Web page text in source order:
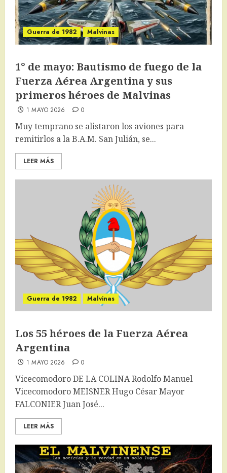
Guerra de 1982 Malvinas
1° de mayo: Bautismo de fuego de la
Fuerza Aérea Argentina y sus
primeros héroes de Malvinas
1 MAYO 2026 0
Muy temprano se alistaron los aviones para
remitirlos a la B.A.M. San Julián, se...
LEER MÁS
Guerra de 1982 Malvinas
Los 55 héroes de la Fuerza Aérea
Argentina
1 MAYO 2026 0
Vicecomodoro DE LA COLINA Rodolfo Manuel
Vicecomodoro MEISNER Hugo César Mayor
FALCONIER Juan José...
LEER MÁS